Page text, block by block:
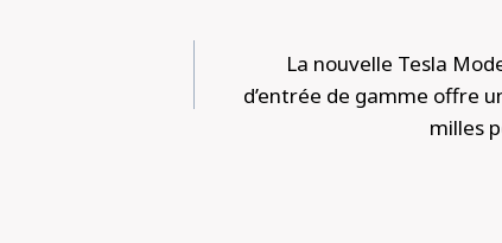
La nouvelle Tesla
d’entrée de gamme offre
milles